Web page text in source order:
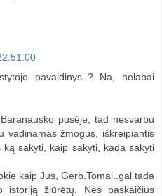
pavaldinys..? Na, nelabai
pusėje, tad nesvarbu
vadinamas žmogus, iškreipiantis
ką sakyti, kaip sakyti, kada sakyti
kaip Jūs, Gerb.Tomai..gal tada
žiūrėtų. Nes paskaičius